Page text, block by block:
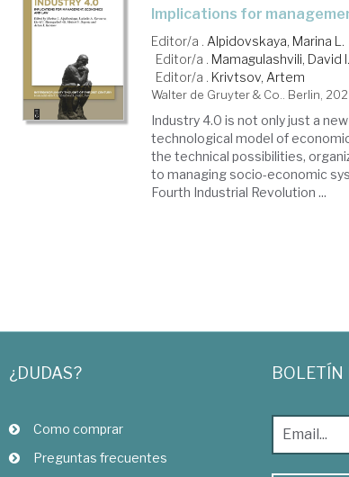
implications for
Editor/a . Alpidovskaya, Marina L.
Editor/a . Mamagulashvili, David I.
Editor/a . Krivtsov, Artem
Walter de Gruyter & Co.. Berlin,
Industry 4.0 is not only just a
technological model of
the technical possibilities,
to managing socio-economic
Fourth Industrial Revolution ...
¿DUDAS?
Como comprar
Preguntas frecuentes
BOLETÍN